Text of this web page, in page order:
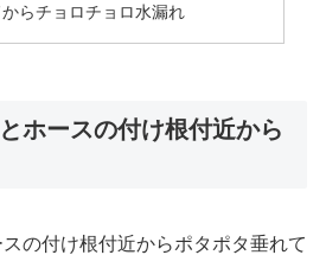
らチョロチョロ水漏れ
ホースの付け根付近から
の付け根付近からポタポタ垂れて